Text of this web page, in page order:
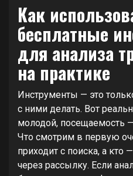
Как
бесплатные
для анализа
на практике
Инструменты — это
с ними делать. Вот
молодой, посещаемость
Что смотрим в первую
приходит с поиска, а
через рассылку. Если